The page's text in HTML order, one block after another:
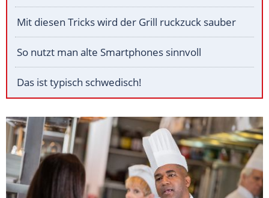
Mit diesen Tricks wird der Grill ruckzuck sauber
So nutzt man alte Smartphones sinnvoll
Das ist typisch schwedisch!